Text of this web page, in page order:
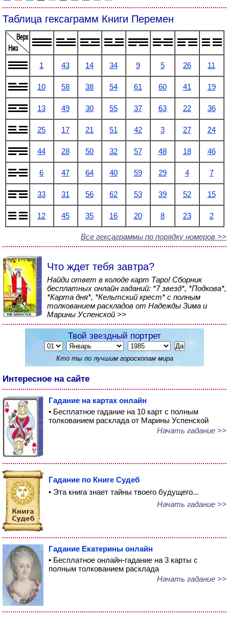
Таблица гексаграмм Книги Перемен
1 43 14 34 9 5 26 11
10 58 38 54 61 60 41 19
13 49 30 55 37 63 22 36
25 17 21 51 42 3 27 24
44 28 50 32 57 48 18 46
6 47 64 40 59 29 4 7
33 31 56 62 53 39 52 15
12 45 35 16 20 8 23 2
Все гексаграммы по порядку номеров >>
Что ждет тебя завтра?
Найди ответ в колоде карт Таро! Сборник
бесплатных онлайн гаданий: *7 звезд*, *Подкова*,
*Карта дня*, *Кельтский крест* с полным
толкованием раскладов от Надежды Зима и
Марины Успенской >>
Твой звездный портрет
Кто ты по лучшим гороскопам мира
Интересное на сайте
Гадание на картах онлайн
• Бесплатное гадание на 10 карт с полным
толкованием расклада от Марины Успенской
Начать гадание >>
Гадание по Книге Судеб
• Эта книга знает тайны твоего будущего...
Начать гадание >>
Гадание Екатерины онлайн
• Бесплатное онлайн-гадание на 3 карты с
полным толкованием расклада
Начать гадание >>